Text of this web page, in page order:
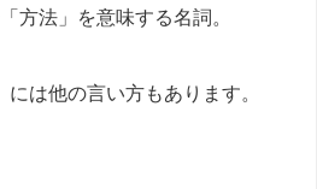
方法」を意味する名詞。
には他の言い方もあります。